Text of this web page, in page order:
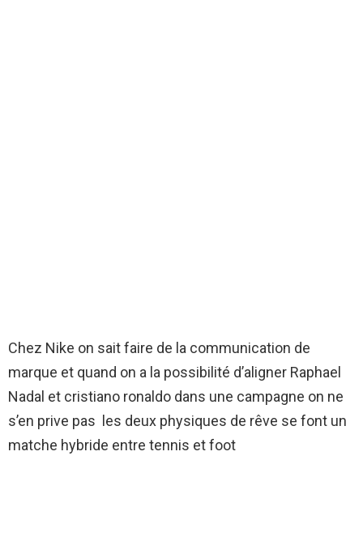
Chez Nike on sait faire de la communication de
marque et quand on a la possibilité d’aligner Raphael
Nadal et cristiano ronaldo dans une campagne on ne
s’en prive pas les deux physiques de rêve se font un
matche hybride entre tennis et foot